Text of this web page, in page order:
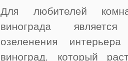
Для любителей
винограда
озеленения
виноград, который